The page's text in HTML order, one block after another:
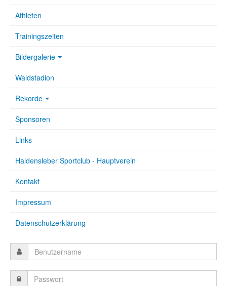
Athleten
Trainingszeiten
Bildergalerie
Waldstadion
Rekorde
Sponsoren
Links
Haldensleber Sportclub - Hauptverein
Kontakt
Impressum
Datenschutzerklärung